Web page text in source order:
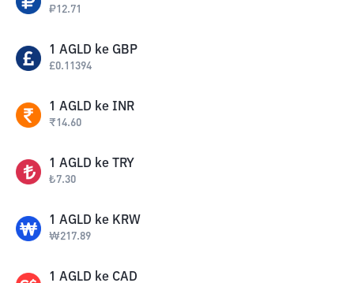
₽12.71
1 AGLD ke GBP
£0.11394
1 AGLD ke INR
₹14.60
1 AGLD ke TRY
₺7.30
1 AGLD ke KRW
₩217.89
1 AGLD ke CAD